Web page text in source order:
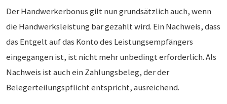
Der Handwerkerbonus gilt nun grundsätzlich auch, wenn
die Handwerksleistung bar gezahlt wird. Ein Nachweis, dass
das Entgelt auf das Konto des Leistungsempfängers
eingegangen ist, ist nicht mehr unbedingt erforderlich. Als
Nachweis ist auch ein Zahlungsbeleg, der der
Belegerteilungspflicht entspricht, ausreichend.